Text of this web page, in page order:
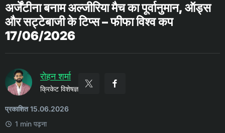
अर्जेंटीना बनाम अल्जीरिया मैच का पूर्वानुमान, ऑड्स
और सट्टेबाजी के टिप्स – फीफा विश्व कप
17/06/2026
रोहन शर्मा
क्रिकेट विशेषज्ञ
प्रकाशित 15.06.2026
1 min पढ़ना